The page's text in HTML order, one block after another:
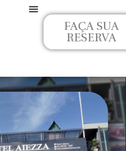
FAÇA SUA
RESERVA